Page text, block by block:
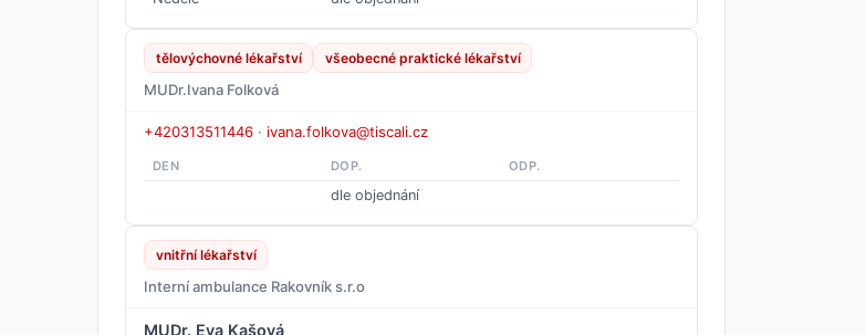
tělovýchovné lékařství všeobecné praktické lékařství
MUDr.Ivana Folková
+420313511446 · ivana.folkova@tiscali.cz
DEN DOP. ODP.
dle objednání
vnitřní lékařství
Interní ambulance Rakovník s.r.o
MUDr. Eva Kašová